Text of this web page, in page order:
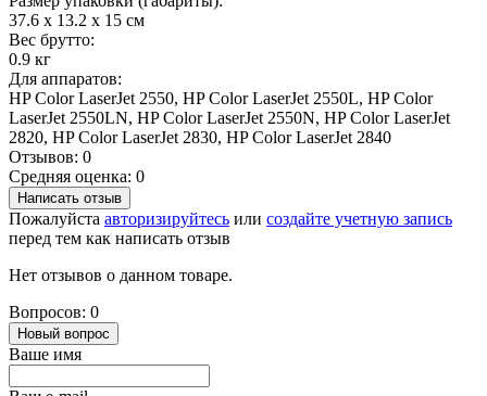
37.6 x 13.2 x 15 см
Вес брутто:
0.9 кг
Для аппаратов:
HP Color LaserJet 2550, HP Color LaserJet 2550L, HP Color
LaserJet 2550LN, HP Color LaserJet 2550N, HP Color LaserJet
2820, HP Color LaserJet 2830, HP Color LaserJet 2840
Отзывов: 0
Средняя оценка: 0
Написать отзыв
Пожалуйста авторизируйтесь или создайте учетную запись
перед тем как написать отзыв
Нет отзывов о данном товаре.
Вопросов: 0
Новый вопрос
Ваше имя